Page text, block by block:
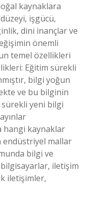
kaynaklara
işgücü,
dini inançlar ve
önemli
temel özellikleri
Eğitim sürekli
bilgi yoğun
ve bu bilginin
sürekli yeni bilgi
hangi kaynaklar
endüstriyel mallar
bilgi ve
iletişim
iletişimler,